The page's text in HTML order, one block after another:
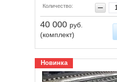
Количество:
40 000 руб.
(комплект)
Новинка